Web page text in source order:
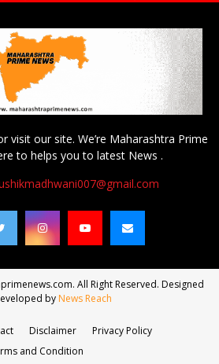
visit our site. We’re Maharashtra Prime
to helps you to latest News .
All Right Reserved. Designed
by News Reach
Disclaimer
Privacy Policy
and Condition